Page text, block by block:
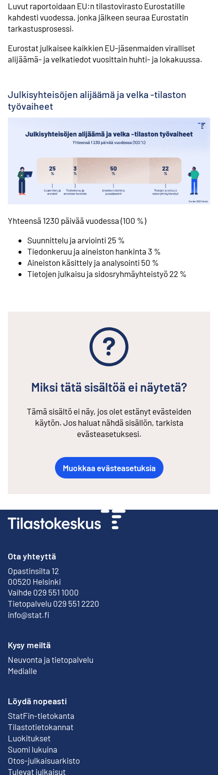
Luvut raportoidaan EU:n tilastovirasto Eurostatille
kahdesti vuodessa, jonka jälkeen seuraa Eurostatin
tarkastusprosessi.
Eurostat julkaisee kaikkien EU-jäsenmaiden viralliset
alijäämä- ja velkatiedot vuosittain huhti- ja lokakuussa.
Julkisyhteisöjen alijäämä ja velka -tilaston
työvaiheet
Yhteensä 1230 päivää vuodessa (100 %)
Suunnittelu ja arviointi 25 %
Tiedonkeruu ja aineiston hankinta 3 %
Aineiston käsittely ja analysointi 50 %
Tietojen julkaisu ja sidosryhmäyhteistyö 22 %
Miksi tätä sisältöä ei näytetä?
Tämä sisältö ei näy, jos olet estänyt evästeiden
käytön. Jos haluat nähdä sisällön, tarkista
evästeasetuksesi.
Muokkaa evästeasetuksia
Ota yhteyttä
Opastinsilta 12
00520 Helsinki
Ulkoinen linkki
Vaihde 029 551 1000
Tietopalvelu 029 551 2220
info@stat.fi
Kysy meiltä
Neuvonta ja tietopalvelu
Medialle
Löydä nopeasti
StatFin-tietokanta
Ulkoinen linkki
Tilastotietokannat
Luokitukset
Suomi lukuina
Otos-julkaisuarkisto
Ulkoinen linkki
Tulevat julkaisut